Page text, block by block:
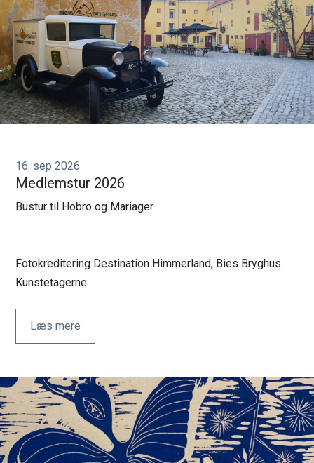
16. sep 2026
Medlemstur 2026
Bustur til Hobro og Mariager
Fotokreditering Destination Himmerland, Bies Bryghus
Kunstetagerne
Læs mere